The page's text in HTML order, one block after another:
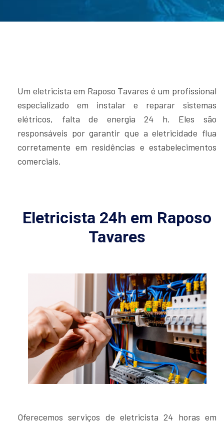
Um eletricista em Raposo Tavares é um profissional
especializado em instalar e reparar sistemas
elétricos, falta de energia 24 h. Eles são
responsáveis por garantir que a eletricidade flua
corretamente em residências e estabelecimentos
comerciais.
Eletricista 24h em Raposo
Tavares
Oferecemos serviços de eletricista 24 horas em